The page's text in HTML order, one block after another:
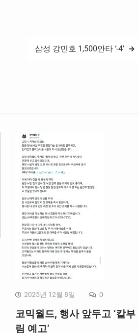
삼성 강민호 1,500안타 ‘-4’
2025년 12월 8일 0
코믹월드, 행사 앞두고 ‘칼부
림 예고’